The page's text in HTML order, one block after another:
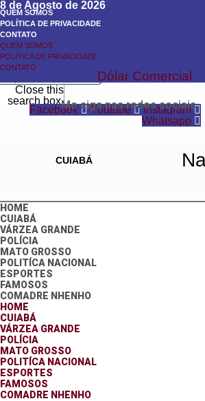
8 de Agosto de 2026
QUEM SOMOS
POLÍTICA DE PRIVACIDADE
CONTATO
QUEM SOMOS
POLÍTICA DE PRIVACIDADE
CONTATO
Dólar Comercial
Search
Search
Close this
search box.Me siga nas redes sociais
Facebook Youtube
Instagram
Whatsapp
HOME
CUIABÁ
VÁRZEA GRANDE
POLÍCIA
MATO GROSSO
POLITÍCA NACIONAL
ESPORTES
FAMOSOS
COMADRE NHENHO
HOME
CUIABÁ
VÁRZEA GRANDE
POLÍCIA
MATO GROSSO
POLITÍCA NACIONAL
ESPORTES
FAMOSOS
COMADRE NHENHO